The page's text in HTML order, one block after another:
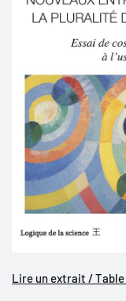
Lire un extrait /